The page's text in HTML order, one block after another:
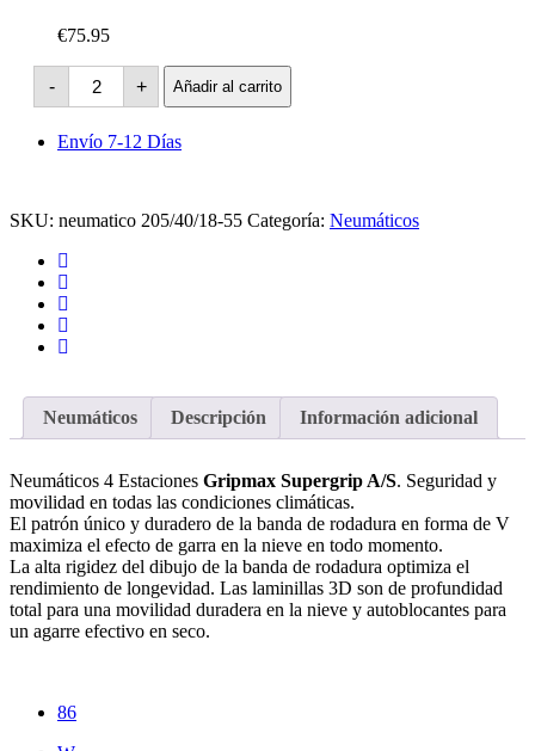
€75.95
-
GRIPMAX
SuperGrip
AS
XL
-86W
+ Añadir al carrito
Envío 7-12 Días
SKU: neumatico 205/40/18-55 Categoría: Neumáticos
Neumáticos Descripción Información adicional
Neumáticos 4 Estaciones Gripmax Supergrip A/S. Seguridad y
movilidad en todas las condiciones climáticas.
El patrón único y duradero de la banda de rodadura en forma de V
maximiza el efecto de garra en la nieve en todo momento.
La alta rigidez del dibujo de la banda de rodadura optimiza el
rendimiento de longevidad. Las laminillas 3D son de profundidad
total para una movilidad duradera en la nieve y autoblocantes para
un agarre efectivo en seco.
86